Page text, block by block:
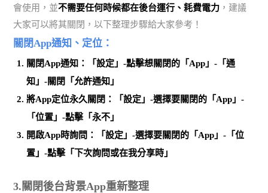
會使用，並不需要任何時候都在後台運行、耗費電力 ，建議
大家可以將其關閉，以下整理步驟給大家參考！
關閉App通知、定位：
關閉App通知：「設定」-點擊想關閉的「App」-「通
知」-關閉「允許通知」
將App定位永久關閉：「設定」-選擇要關閉的「App」-
「位置」-點擊「永不」
開啟App時詢問：「設定」-選擇要關閉的「App」-「位
置」-點擊「下次詢問或在我分享時」
3.關閉後台背景App重新整理